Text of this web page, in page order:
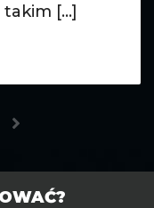
[...]